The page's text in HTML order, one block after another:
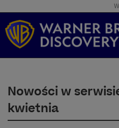
Nowości w
kwietnia